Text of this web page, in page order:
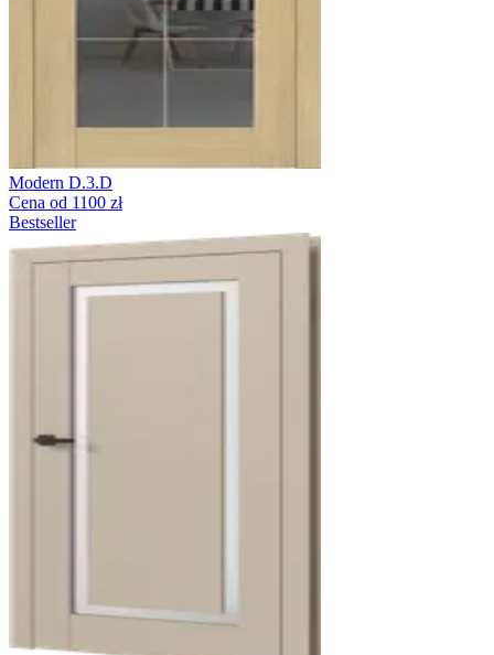
Modern D.3.D
Cena od 1100 zł
Bestseller